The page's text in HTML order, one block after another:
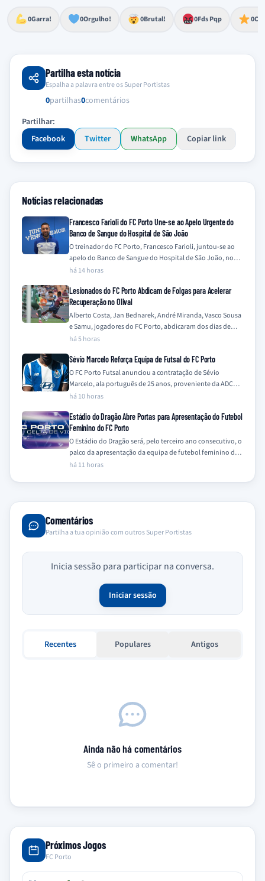
0Garra!
Esforço, determinação, aprovação forte
0Orgulho!
Lealdade, amor clubístico, sentimento profundo
0Brutal!
Impressionante, chocante, de grande impacto 0Fds Pqp
Reação de desespero, raiva, frustração ou espanto extremo 0
Excelência, destaque, o melhor
Partilha esta notícia
Espalha a palavra entre os Super Portistas
0partilhas0comentários
Partilhar:
Facebook
Twitter WhatsApp Copiar link
Notícias relacionadas
Francesco Farioli do FC Porto Une-se ao Apelo Urgente do
Banco de Sangue do Hospital de São João
O treinador do FC Porto, Francesco Farioli, juntou-se ao
apelo do Banco de Sangue do Hospital de São João, no
Porto, para…
há 14 horas
Lesionados do FC Porto Abdicam de Folgas para Acelerar
Recuperação no Olival
Alberto Costa, Jan Bednarek, André Miranda, Vasco Sousa
e Samu, jogadores do FC Porto, abdicaram dos dias de
folga para intensificar os…
há 5 horas
Sévio Marcelo Reforça Equipa de Futsal do FC Porto
O FC Porto Futsal anunciou a contratação de Sévio
Marcelo, ala português de 25 anos, proveniente da ADCR
Caxinas Poça Barca, para…
há 10 horas
Estádio do Dragão Abre Portas para Apresentação do Futebol
Feminino do FC Porto
O Estádio do Dragão será, pelo terceiro ano consecutivo, o
palco da apresentação da equipa de futebol feminino do
FC Porto, num…
há 11 horas
Comentários
Partilha a tua opinião com outros Super Portistas
Inicia sessão para participar na conversa.
Iniciar sessão
Recentes Populares Antigos
Ainda não há comentários
Sê o primeiro a comentar!
Próximos Jogos
FC Porto